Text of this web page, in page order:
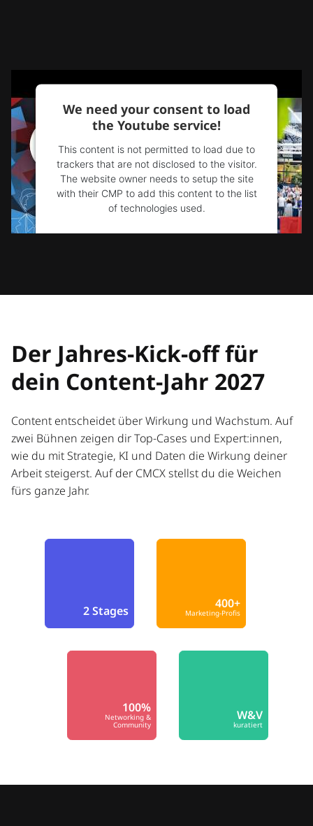
We need your consent to load
the Youtube service!
This content is not permitted to load due to
trackers that are not disclosed to the visitor.
The website owner needs to setup the site
with their CMP to add this content to the list
of technologies used.
Powered byUsercentrics Consent
Der Jahres-Kick-off für
dein Content-Jahr 2027
Content entscheidet über Wirkung und Wachstum. Auf
zwei Bühnen zeigen dir Top-Cases und Expert:innen,
wie du mit Strategie, KI und Daten die Wirkung deiner
Arbeit steigerst. Auf der CMCX stellst du die Weichen
fürs ganze Jahr.
2 Stages 400+
Marketing-Profis
100%
Networking &
Community
W&V
kuratiert